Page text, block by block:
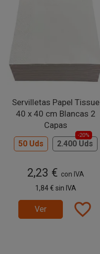
Servilletas Papel Tissue
40 x 40 cm Blancas 2
Capas
50 Uds 2.400 Uds
-20%
2,23 € con IVA
1,84 € sin IVA
Ver favorite_border